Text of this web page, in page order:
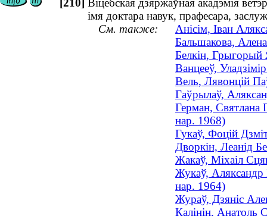
[210] Віцебская дзяржаўная акадэмія
імя доктара навук, прафесара,
См. также:
Анісім, Іван
Бальшакова,
Белкін, Грыгорый
Ванцееў,
Вель, Лявонцій
Гаўрылаў,
Герман, Святлана
нар. 1968)
Гукаў, Фоцій
Дворкін, Леанід
Жакаў, Міхаіл
Жукаў, Аляксандр
нар. 1964)
Жураў, Дзяніс
Калінін, Анатоль